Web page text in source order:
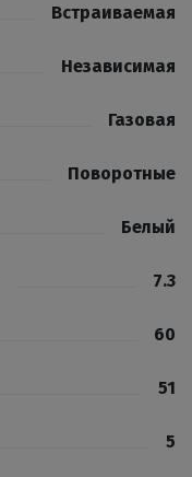
Встраиваемая
Независимая
Газовая
Поворотные
Белый
7.3
60
51
5